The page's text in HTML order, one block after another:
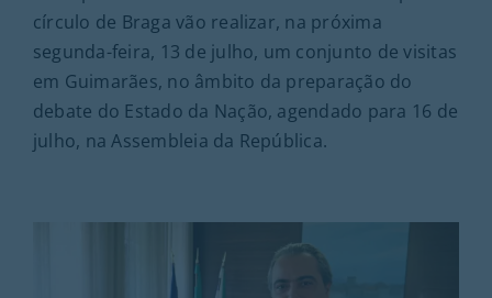
círculo de Braga vão realizar, na próxima
segunda-feira, 13 de julho, um conjunto de visitas
em Guimarães, no âmbito da preparação do
debate do Estado da Nação, agendado para 16 de
julho, na Assembleia da República.